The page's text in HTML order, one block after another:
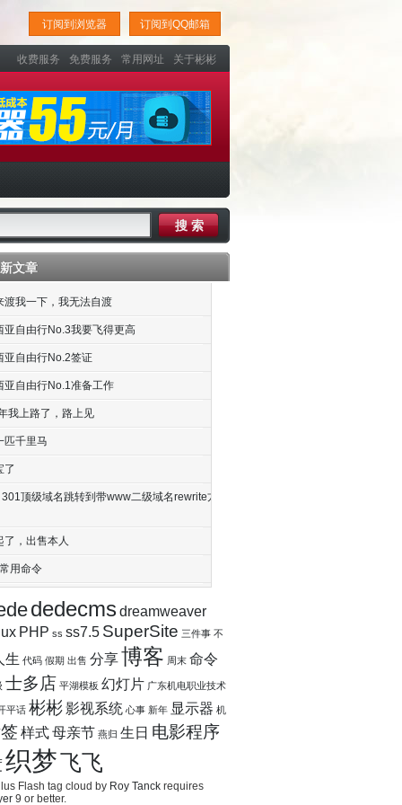
订阅到浏览器 订阅到QQ邮箱
收费服务 免费服务 常用网址 关于彬彬
文章
渡我一下，我无法自渡
亚自由行No.3我要飞得更高
亚自由行No.2签证
亚自由行No.1准备工作
我上路了，路上见
匹千里马
了
顶级域名跳转到带www二级域名rewrite方
了，出售本人
用命令
dedecmsdreamweaver
PHP ss ss7.5 SuperSite 三件事 不
生 代码 假期 出售 分享博客 周末 命令
士多店 平湖模板 幻灯片 广东机电职业技术
平话 彬彬影视系统 心事 新年 显示器 机
样式母亲节 燕归 生日 电影程序
织梦飞飞
Flash tag cloud by Roy Tanck requires
9 or better.